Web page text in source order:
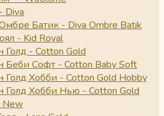
Diva
Батик - Diva Ombre Batik
- Kid Royal
Голд - Cotton Gold
Беби Софт - Cotton Baby Soft
Голд Хобби - Cotton Gold Hobby
Голд Хобби Нью - Cotton Gold
New